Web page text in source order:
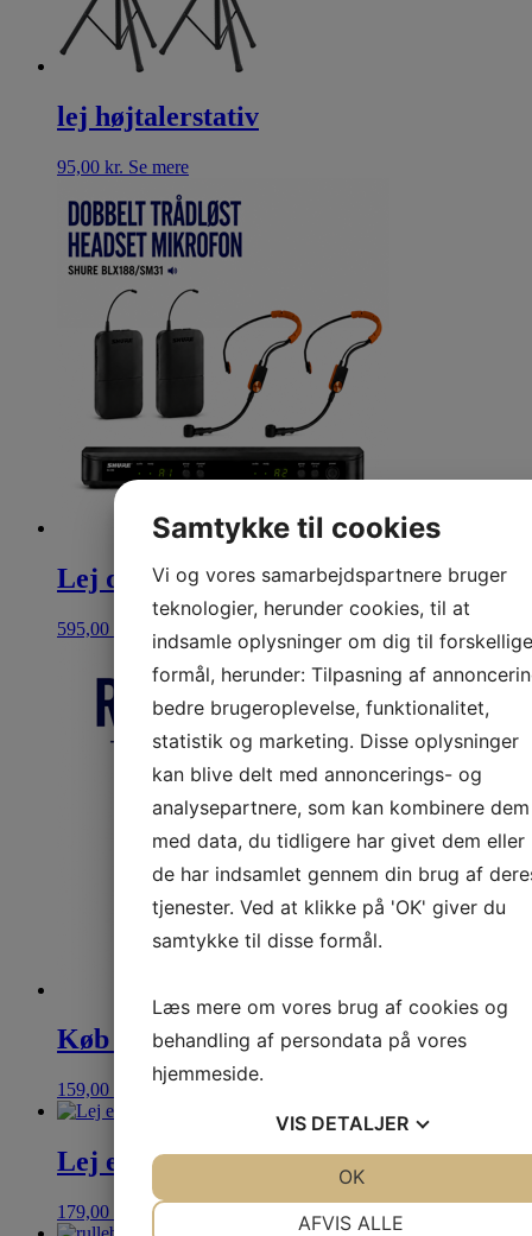
lej højtalerstativ
95,00 kr. Se mere
Lej dobbelt trådløst headset mikrofon
595,00
Køb ekstra røgvæske
159,00 Se mere
Lej et TV rullestativ
179,00 Se mere
Samtykke til cookies
Vi og vores samarbejdspartnere bruger
teknologier, herunder cookies, til at
indsamle oplysninger om dig til forskellige
formål, herunder: Tilpasning af
bedre brugeroplevelse, funktionalitet,
statistik og marketing. Disse oplysninger
kan blive delt med annoncerings- og
analysepartnere, som kan kombinere dem
med data, du tidligere har givet dem eller
de har indsamlet gennem din brug af
tjenester. Ved at klikke på 'OK' giver du
samtykke til disse formål.
Læs mere om vores brug af cookies og
behandling af persondata på vores
hjemmeside.
VIS DETALJER
AFVIS ALLE
OK